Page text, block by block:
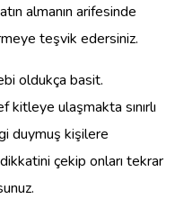
almanın arifesinde
teşvik edersiniz.
oldukça basit.
ulaşmakta sınırlı
duymuş kişilere
çekip onları tekrar